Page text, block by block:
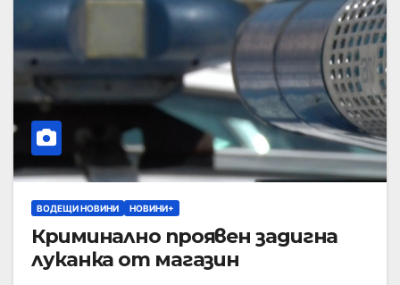
ВОДЕЩИ НОВИНИ НОВИНИ+
Криминално проявен задигна
луканка от магазин